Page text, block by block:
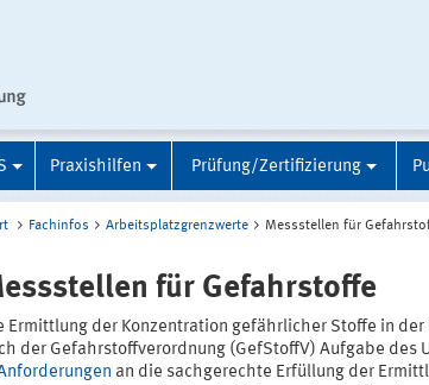
Praxishilfen Prüfung/Zertifizierung
Fachinfos Arbeitsplatzgrenzwerte Messstellen für
für Gefahrstoffe
Ermittlung der Konzentration gefährlicher Stoffe in
der Gefahrstoffverordnung (GefStoffV) Aufgabe des
an die sachgerechte Erfüllung der